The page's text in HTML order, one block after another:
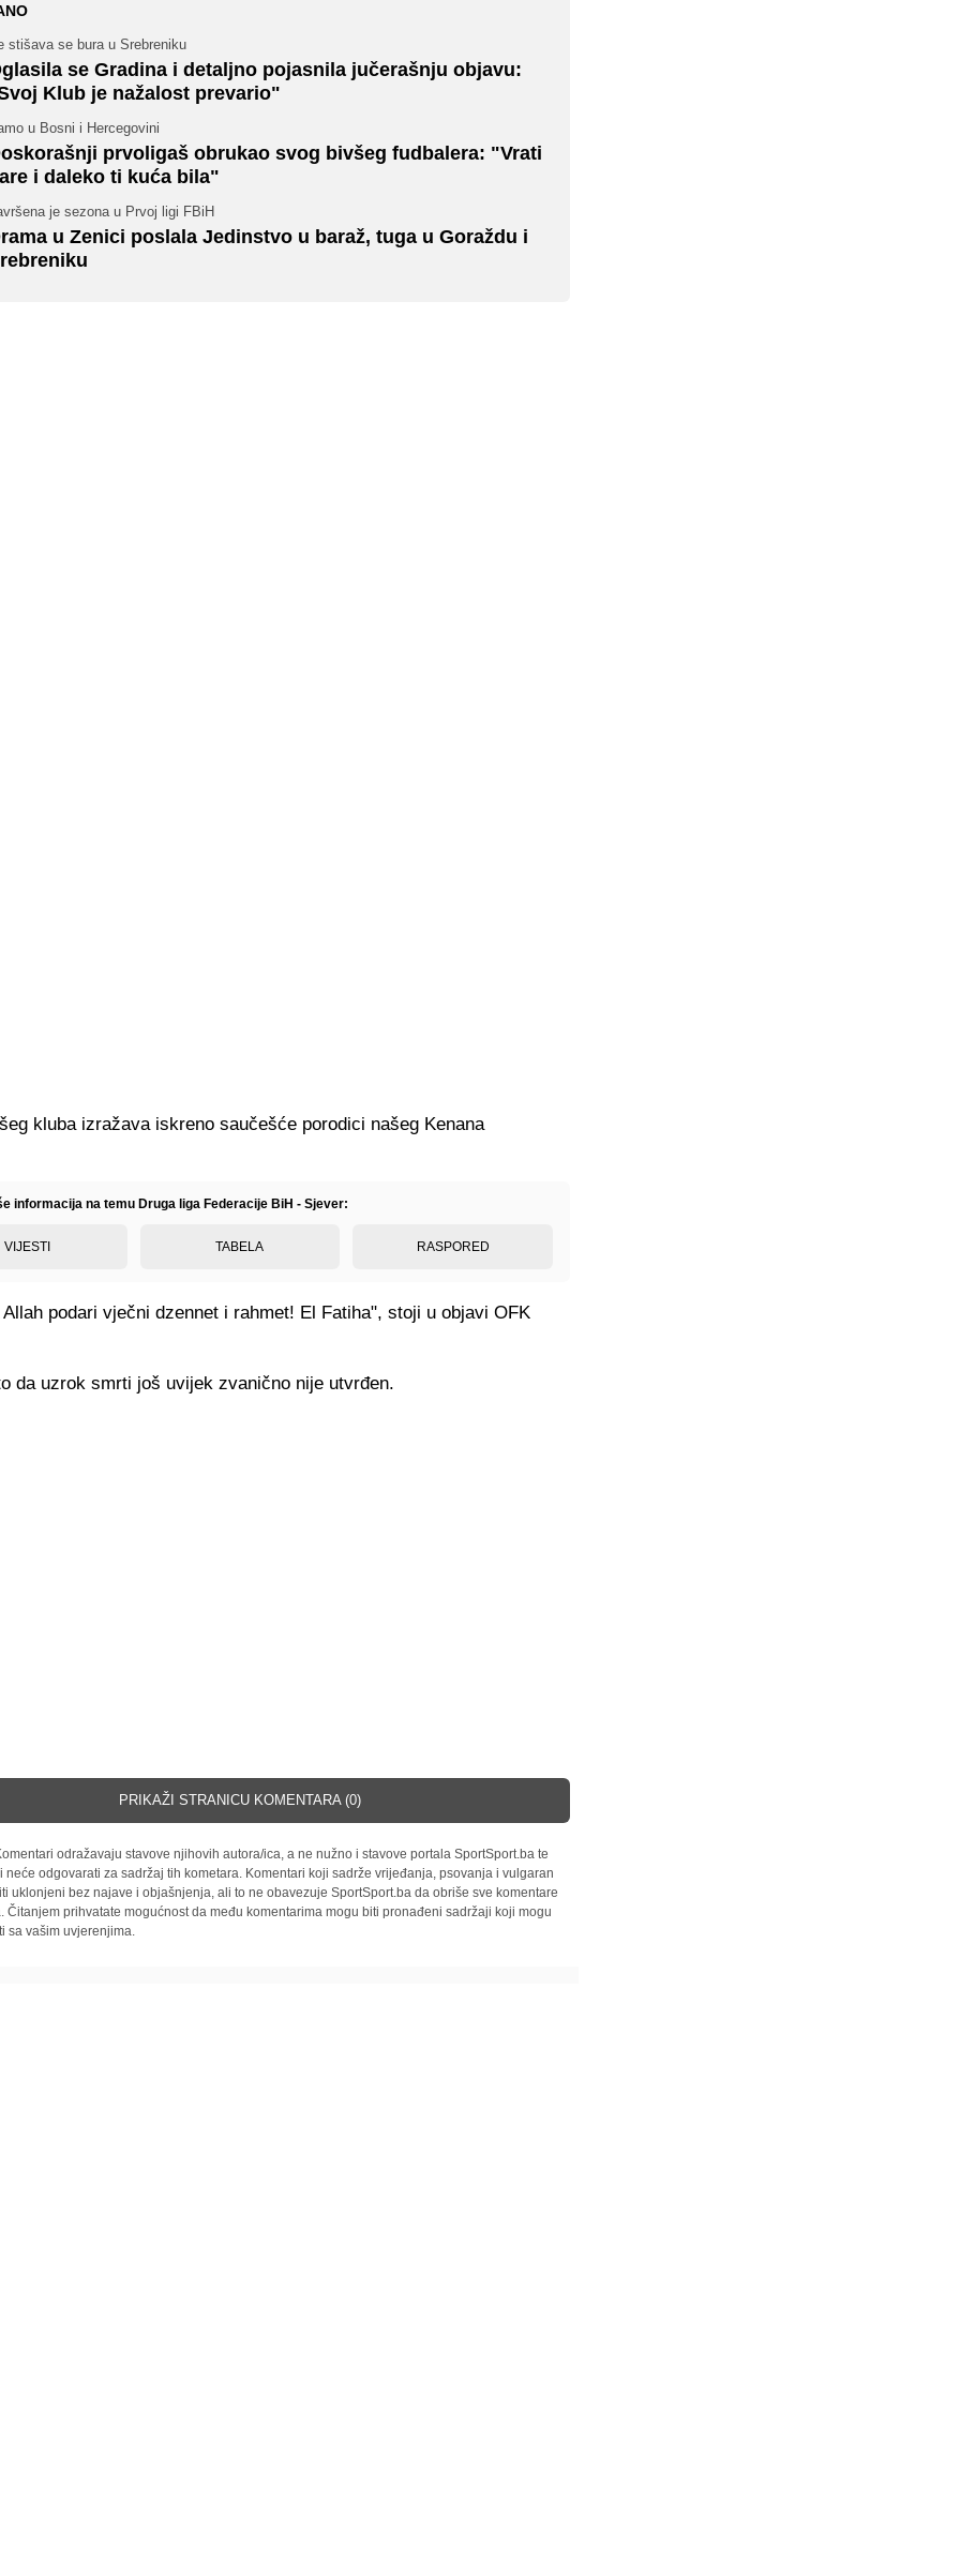
stišava se bura u Srebreniku
se Gradina i detaljno pojasnila jučerašnju objavu:
Klub je nažalost prevario"
u Bosni i Hercegovini
prvoligaš obrukao svog bivšeg fudbalera: "Vrati
i daleko ti kuća bila"
je sezona u Prvoj ligi FBiH
u Zenici poslala Jedinstvo u baraž, tuga u Goraždu i
kluba izražava iskreno saučešće porodici našeg Kenana
informacija na temu Druga liga Federacije BiH - Sjever:
VIJESTI TABELA RASPORED
Allah podari vječni dzennet i rahmet! El Fatiha", stoji u objavi OFK
da uzrok smrti još uvijek zvanično nije utvrđen.
PRIKAŽI STRANICU KOMENTARA (0)
odražavaju stavove njihovih autora/ica, a ne nužno i stavove portala SportSport.ba te
neće odgovarati za sadržaj tih kometara. Komentari koji sadrže vrijeđanja, psovanja i vulgaran
uklonjeni bez najave i objašnjenja, ali to ne obavezuje SportSport.ba da obriše sve komentare
Čitanjem prihvatate mogućnost da među komentarima mogu biti pronađeni sadržaji koji mogu
sa vašim uvjerenjima.